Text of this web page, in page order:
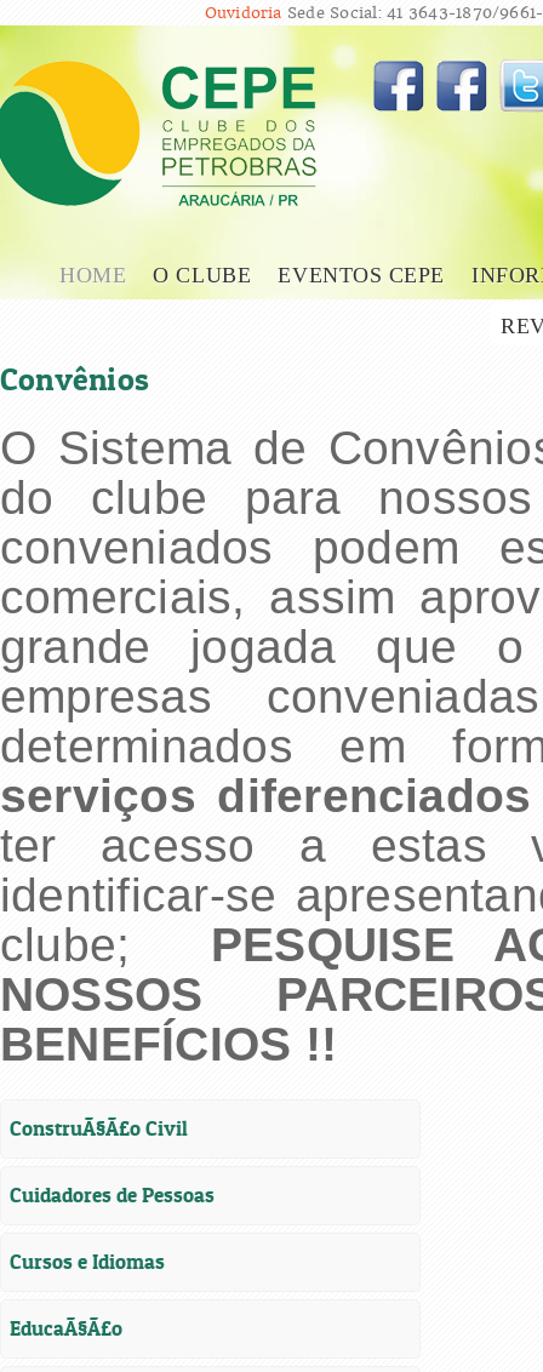
Ouvidoria Sede Social: 41 3643-1870/
HOME O CLUBE EVENTOS CEPE
Convênios
O Sistema de
do clube para
conveniados podem
comerciais, assim
grande jogada que
empresas
determinados em
serviços
ter acesso a estas
identificar-se
clube; PESQUISE
NOSSOS
BENEFÍCIOS !!
ConstruÃ§Ã£o Civil
Cuidadores de Pessoas
Cursos e Idiomas
EducaÃ§Ã£o